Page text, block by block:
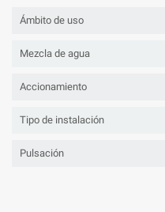
Ámbito de uso
Mezcla de agua
Accionamiento
Tipo de instalación
Pulsación